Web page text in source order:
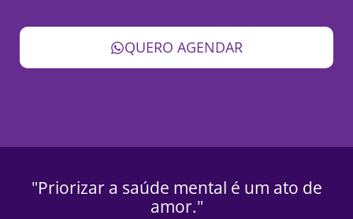
QUERO AGENDAR
"Priorizar a saúde mental é um ato de
amor."